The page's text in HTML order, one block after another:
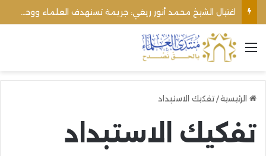
القائمة
الرئيسية/ تفكيك الاستبداد
تفكيك الاستبداد